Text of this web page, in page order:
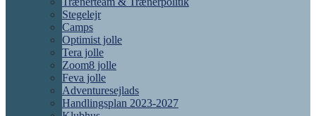
Stegelejr
Camps
Optimist jolle
Tera jolle
Zoom8 jolle
Feva jolle
Adventuresejlads
Handlingsplan 2023-2027